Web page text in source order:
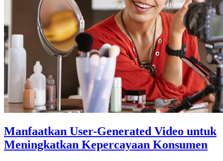
Manfaatkan User-Generated Video untuk
Meningkatkan Kepercayaan Konsumen